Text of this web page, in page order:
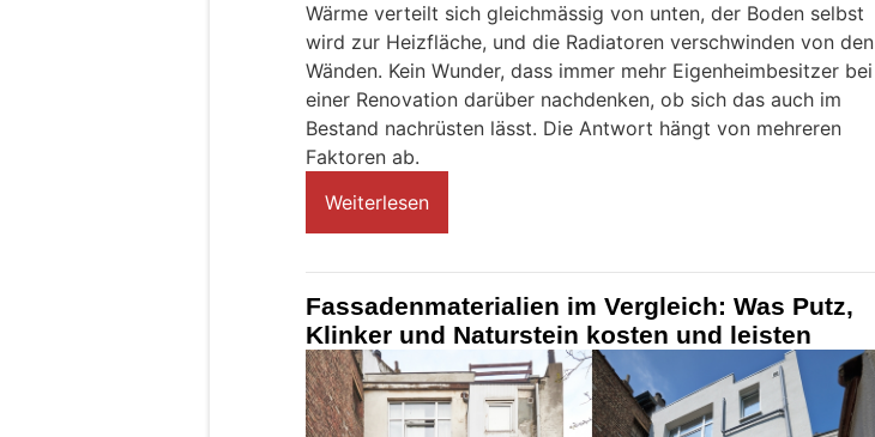
Wärme verteilt sich gleichmässig von unten, der Boden selbst
wird zur Heizfläche, und die Radiatoren verschwinden von den
Wänden. Kein Wunder, dass immer mehr Eigenheimbesitzer bei
einer Renovation darüber nachdenken, ob sich das auch im
Bestand nachrüsten lässt. Die Antwort hängt von mehreren
Faktoren ab.
Weiterlesen
Fassadenmaterialien im Vergleich: Was Putz,
Klinker und Naturstein kosten und leisten